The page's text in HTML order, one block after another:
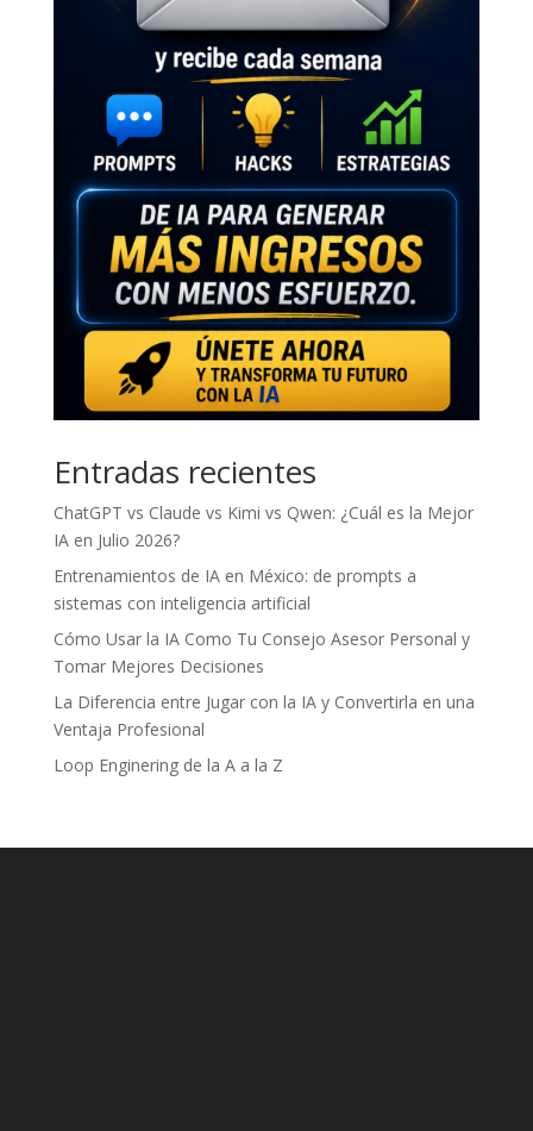
Entradas recientes
ChatGPT vs Claude vs Kimi vs Qwen: ¿Cuál es la Mejor
IA en Julio 2026?
Entrenamientos de IA en México: de prompts a
sistemas con inteligencia artificial
Cómo Usar la IA Como Tu Consejo Asesor Personal y
Tomar Mejores Decisiones
La Diferencia entre Jugar con la IA y Convertirla en una
Ventaja Profesional
Loop Enginering de la A a la Z